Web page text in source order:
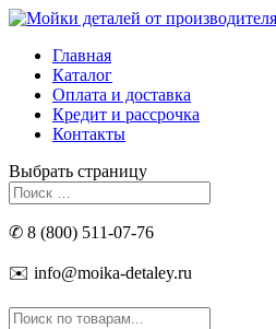
Главная
Каталог
Оплата и доставка
Кредит и рассрочка
Контакты
Выбрать страницу
✆ 8 (800) 511-07-76
✉️ info@moika-detaley.ru